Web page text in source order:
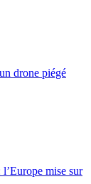
drone piégé
mise sur